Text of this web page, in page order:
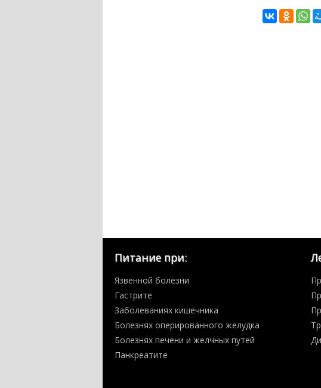
Питание при:
Язвенной болезни
Гастрите
Заболеваниях кишечника
Болезнях оперированного желудка
Болезнях печени и желчных путей
Панкреатите